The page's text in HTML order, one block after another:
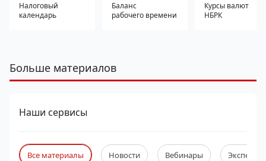
Налоговый
календарь
Баланс
рабочего времени
Курсы валют
НБРК
Больше материалов
Наши сервисы
Все материалы Новости Вебинары